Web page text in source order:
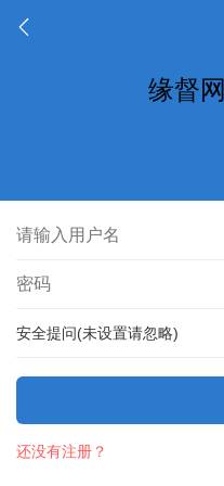
安全提问(未设置请忽略)
还没有注册？